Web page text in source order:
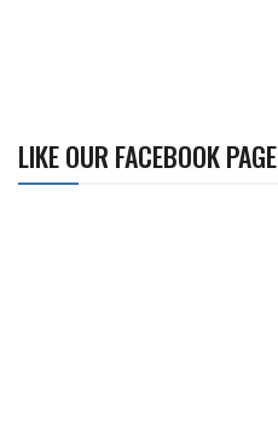
LIKE OUR FACEBOOK PAGE